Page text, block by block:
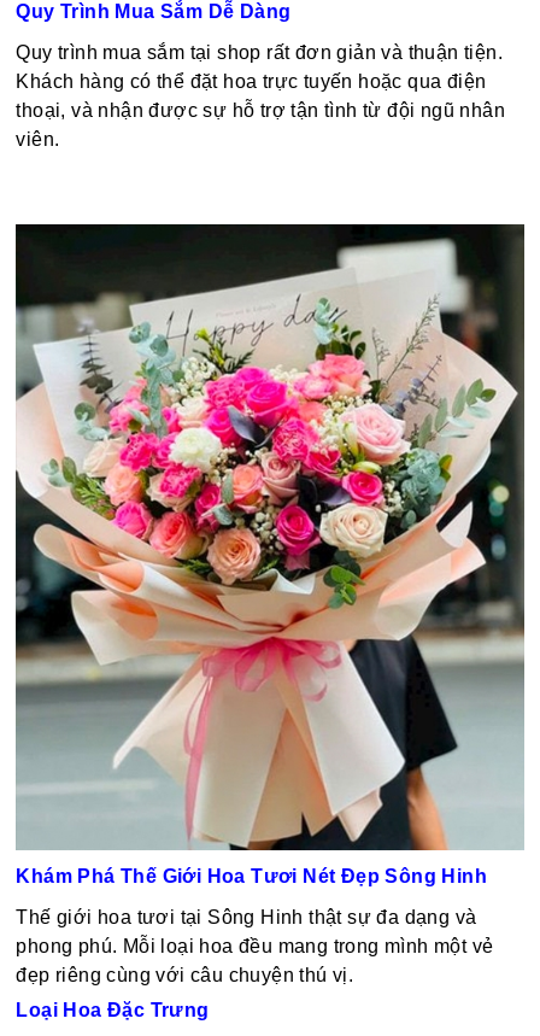
Quy Trình Mua Sắm Dễ Dàng
Quy trình mua sắm tại shop rất đơn giản và thuận tiện.
Khách hàng có thể đặt hoa trực tuyến hoặc qua điện
thoại, và nhận được sự hỗ trợ tận tình từ đội ngũ nhân
viên.
Khám Phá Thế Giới Hoa Tươi Nét Đẹp Sông Hinh
Thế giới hoa tươi tại Sông Hinh thật sự đa dạng và
phong phú. Mỗi loại hoa đều mang trong mình một vẻ
đẹp riêng cùng với câu chuyện thú vị.
Loại Hoa Đặc Trưng